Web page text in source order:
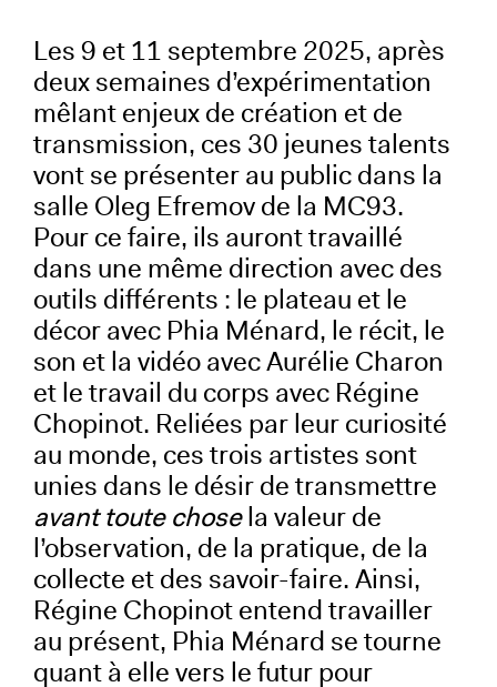
Les 9 et 11 septembre 2025, après
deux semaines d’expérimentation
mêlant enjeux de création et de
transmission, ces 30 jeunes talents
vont se présenter au public dans la
salle Oleg Efremov de la MC93.
Pour ce faire, ils auront travaillé
dans une même direction avec des
outils différents : le plateau et le
décor avec Phia Ménard, le récit, le
son et la vidéo avec Aurélie Charon
et le travail du corps avec Régine
Chopinot. Reliées par leur curiosité
au monde, ces trois artistes sont
unies dans le désir de transmettre
avant toute chosela valeur de
l’observation, de la pratique, de la
collecte et des savoir-faire. Ainsi,
Régine Chopinot entend travailler
au présent, Phia Ménard se tourne
quant à elle vers le futur pour